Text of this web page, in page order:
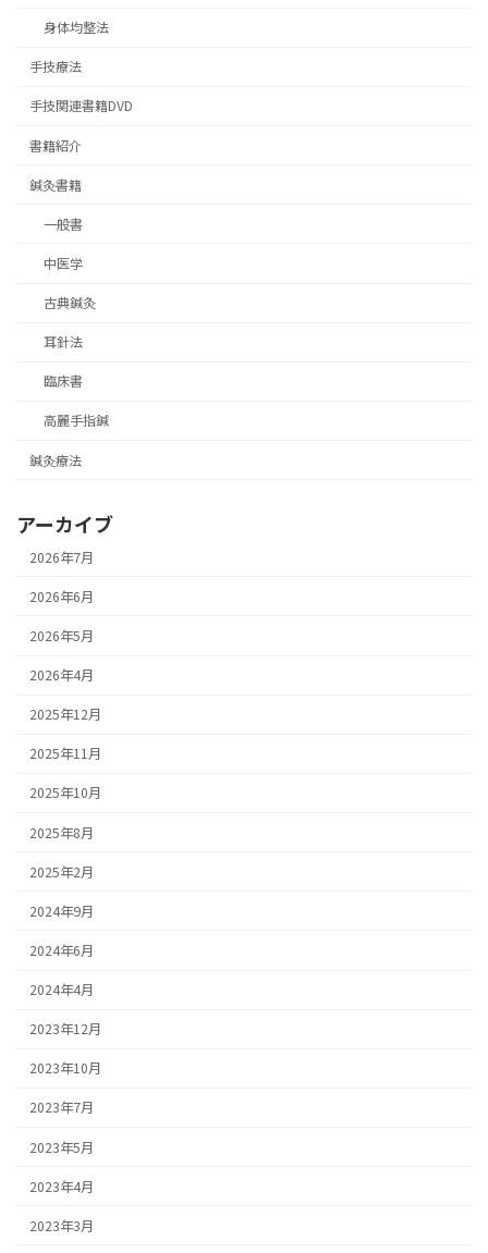
身体均整法
手技療法
手技関連書籍DVD
書籍紹介
鍼灸書籍
一般書
中医学
古典鍼灸
耳針法
臨床書
高麗手指鍼
鍼灸療法
アーカイブ
2026年7月
2026年6月
2026年5月
2026年4月
2025年12月
2025年11月
2025年10月
2025年8月
2025年2月
2024年9月
2024年6月
2024年4月
2023年12月
2023年10月
2023年7月
2023年5月
2023年4月
2023年3月